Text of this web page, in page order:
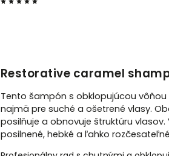
Restorative caramel
Tento šampón s obklopujúcou
najmä pre suché a ošetrené vlasy.
posilňuje a obnovuje štruktúru vlasov.
posilnené, hebké a ľahko